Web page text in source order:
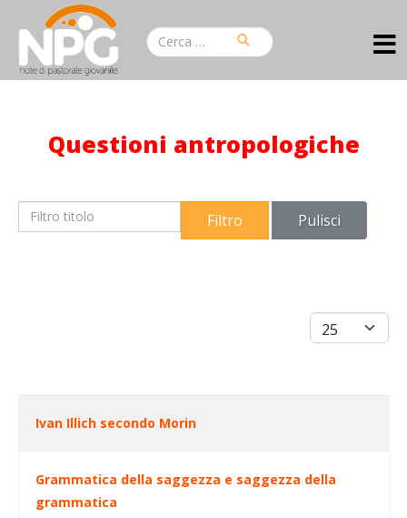
Questioni antropologiche
Filtro titolo Filtro Pulisci
Visualizza #
Ivan Illich secondo Morin
Grammatica della saggezza e saggezza della
grammatica